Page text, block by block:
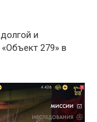
и
279» в